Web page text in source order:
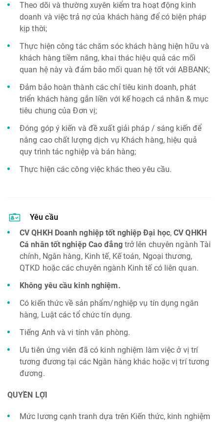
Theo dõi và thường xuyên kiểm tra hoạt động kinh
doanh và việc trả nợ của khách hàng để có biện pháp
kịp thời;
Thực hiện công tác chăm sóc khách hàng hiện hữu và
khách hàng tiềm năng, khai thác hiệu quả các mối
quan hệ này và đảm bảo mối quan hệ tốt với ABBANK;
Đảm bảo hoàn thành các chỉ tiêu kinh doanh, phát
triển khách hàng gắn liền với kế hoạch cá nhân & mục
tiêu chung của Đơn vị;
Đóng góp ý kiến và đề xuất giải pháp / sáng kiến để
nâng cao chất lượng dịch vụ Khách hàng, hiệu quả
quy trình tác nghiệp và bán hàng;
Thực hiện các công việc khác theo yêu cầu.
Yêu cầu
CV QHKH Doanh nghiệp tốt nghiệp Đại học,CV QHKH
Cá nhân tốt nghiệp Cao đẳngtrở lên chuyên ngành Tài
chính, Ngân hàng, Kinh tế, Kế toán, Ngoại thương,
QTKD hoặc các chuyên ngành Kinh tế có liên quan.
Không yêu cầu kinh nghiệm.
Có kiến thức về sản phẩm/nghiệp vụ tín dụng ngân
hàng, Luật các tổ chức tín dụng.
Tiếng Anh và vi tính văn phòng.
Ưu tiên ứng viên đã có kinh nghiệm làm việc ở vị trí
tương đương tại các Ngân hàng khác hoặc vị trí tương
đương.
QUYỀN LỢI
Mức lương cạnh tranh dựa trên Kiến thức, kinh nghiệm